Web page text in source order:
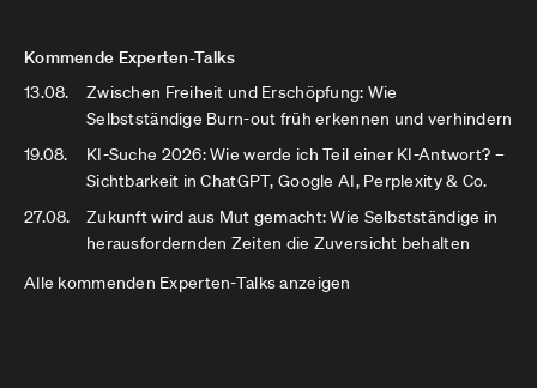
Kommende Experten-Talks
13.08.
Zwischen Freiheit und Erschöpfung: Wie
Selbstständige Burn-out früh erkennen und verhindern
19.08.
KI-Suche 2026: Wie werde ich Teil einer KI-Antwort? –
Sichtbarkeit in ChatGPT, Google AI, Perplexity & Co.
27.08.
Zukunft wird aus Mut gemacht: Wie Selbstständige in
herausfordernden Zeiten die Zuversicht behalten
Alle kommenden Experten-Talks anzeigen